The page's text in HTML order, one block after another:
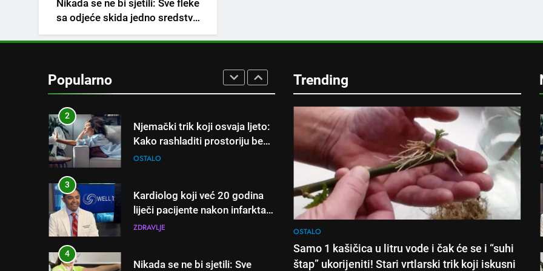
Nikada se ne bi sjetili: Sve fleke
sa odjeće skida jedno sredstvo
koje svi imamo u kući
Popularno
napitak koji se često spominje
kod šećerne bolesti
OSTALO
čak će se i “suhi štap”
ukorijeniti! Stari vrtlarski trik
2
Njemački trik koji osvaja ljeto:
Kako rashladiti prostoriju bez
klime i velikih računa za struju!
OSTALO
3
Kardiolog koji već 20 godina
liječi pacijente nakon infarkta
otkrio: Ove 4 jutarnje navike
dana!
ZDRAVLJE
4
Nikada se ne bi sjetili: Sve
Trending
OSTALO
Samo 1 kašičica u litru vode i čak će se i “suhi
štap” ukorijeniti! Stari vrtlarski trik koji iskusni